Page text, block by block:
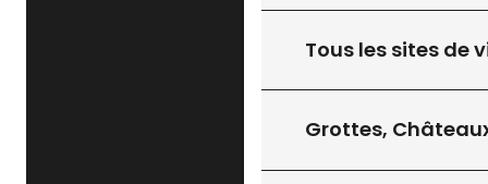
Tous les sites de
Grottes,